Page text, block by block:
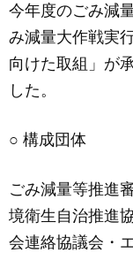
今年度のごみ減
み減量大作戦実
向けた取組」が
した。
○ 構成団体
ごみ減量等推進
境衛生自治推進
会連絡協議会・